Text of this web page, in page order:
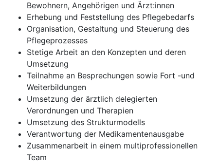
Bewohnern, Angehörigen und Ärzt:innen
Erhebung und Feststellung des Pflegebedarfs
Organisation, Gestaltung und Steuerung des
Pflegeprozesses
Stetige Arbeit an den Konzepten und deren
Umsetzung
Teilnahme an Besprechungen sowie Fort -und
Weiterbildungen
Umsetzung der ärztlich delegierten
Verordnungen und Therapien
Umsetzung des Strukturmodells
Verantwortung der Medikamentenausgabe
Zusammenarbeit in einem multiprofessionellen
Team